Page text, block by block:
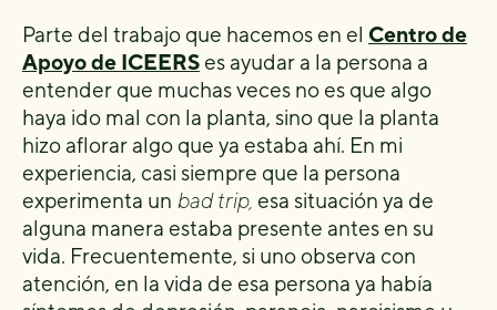
Parte del trabajo que hacemos en el Centro de
Apoyo de ICEERS es ayudar a la persona a
entender que muchas veces no es que algo
haya ido mal con la planta, sino que la planta
hizo aflorar algo que ya estaba ahí. En mi
experiencia, casi siempre que la persona
experimenta un bad trip, esa situación ya de
alguna manera estaba presente antes en su
vida. Frecuentemente, si uno observa con
atención, en la vida de esa persona ya había